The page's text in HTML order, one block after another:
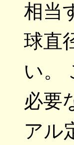
相当
球直
い。
必要
アル